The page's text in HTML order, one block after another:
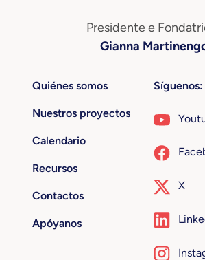
Presidente e
Gianna
Quiénes somos
Nuestros proyectos
Calendario
Recursos
Contactos
Apóyanos
Síguenos:
X